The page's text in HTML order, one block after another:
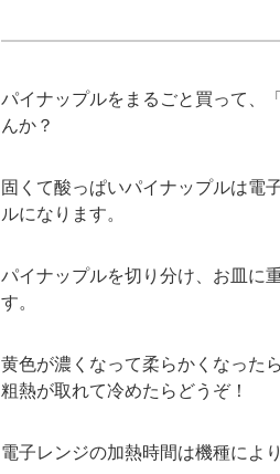
パイナップルをまるごと買って、
んか？
固くて酸っぱいパイナップルは電
ルになります。
パイナップルを切り分け、お皿に
す。
黄色が濃くなって柔らかくなった
粗熱が取れて冷めたらどうぞ！
電子レンジの加熱時間は機種によ